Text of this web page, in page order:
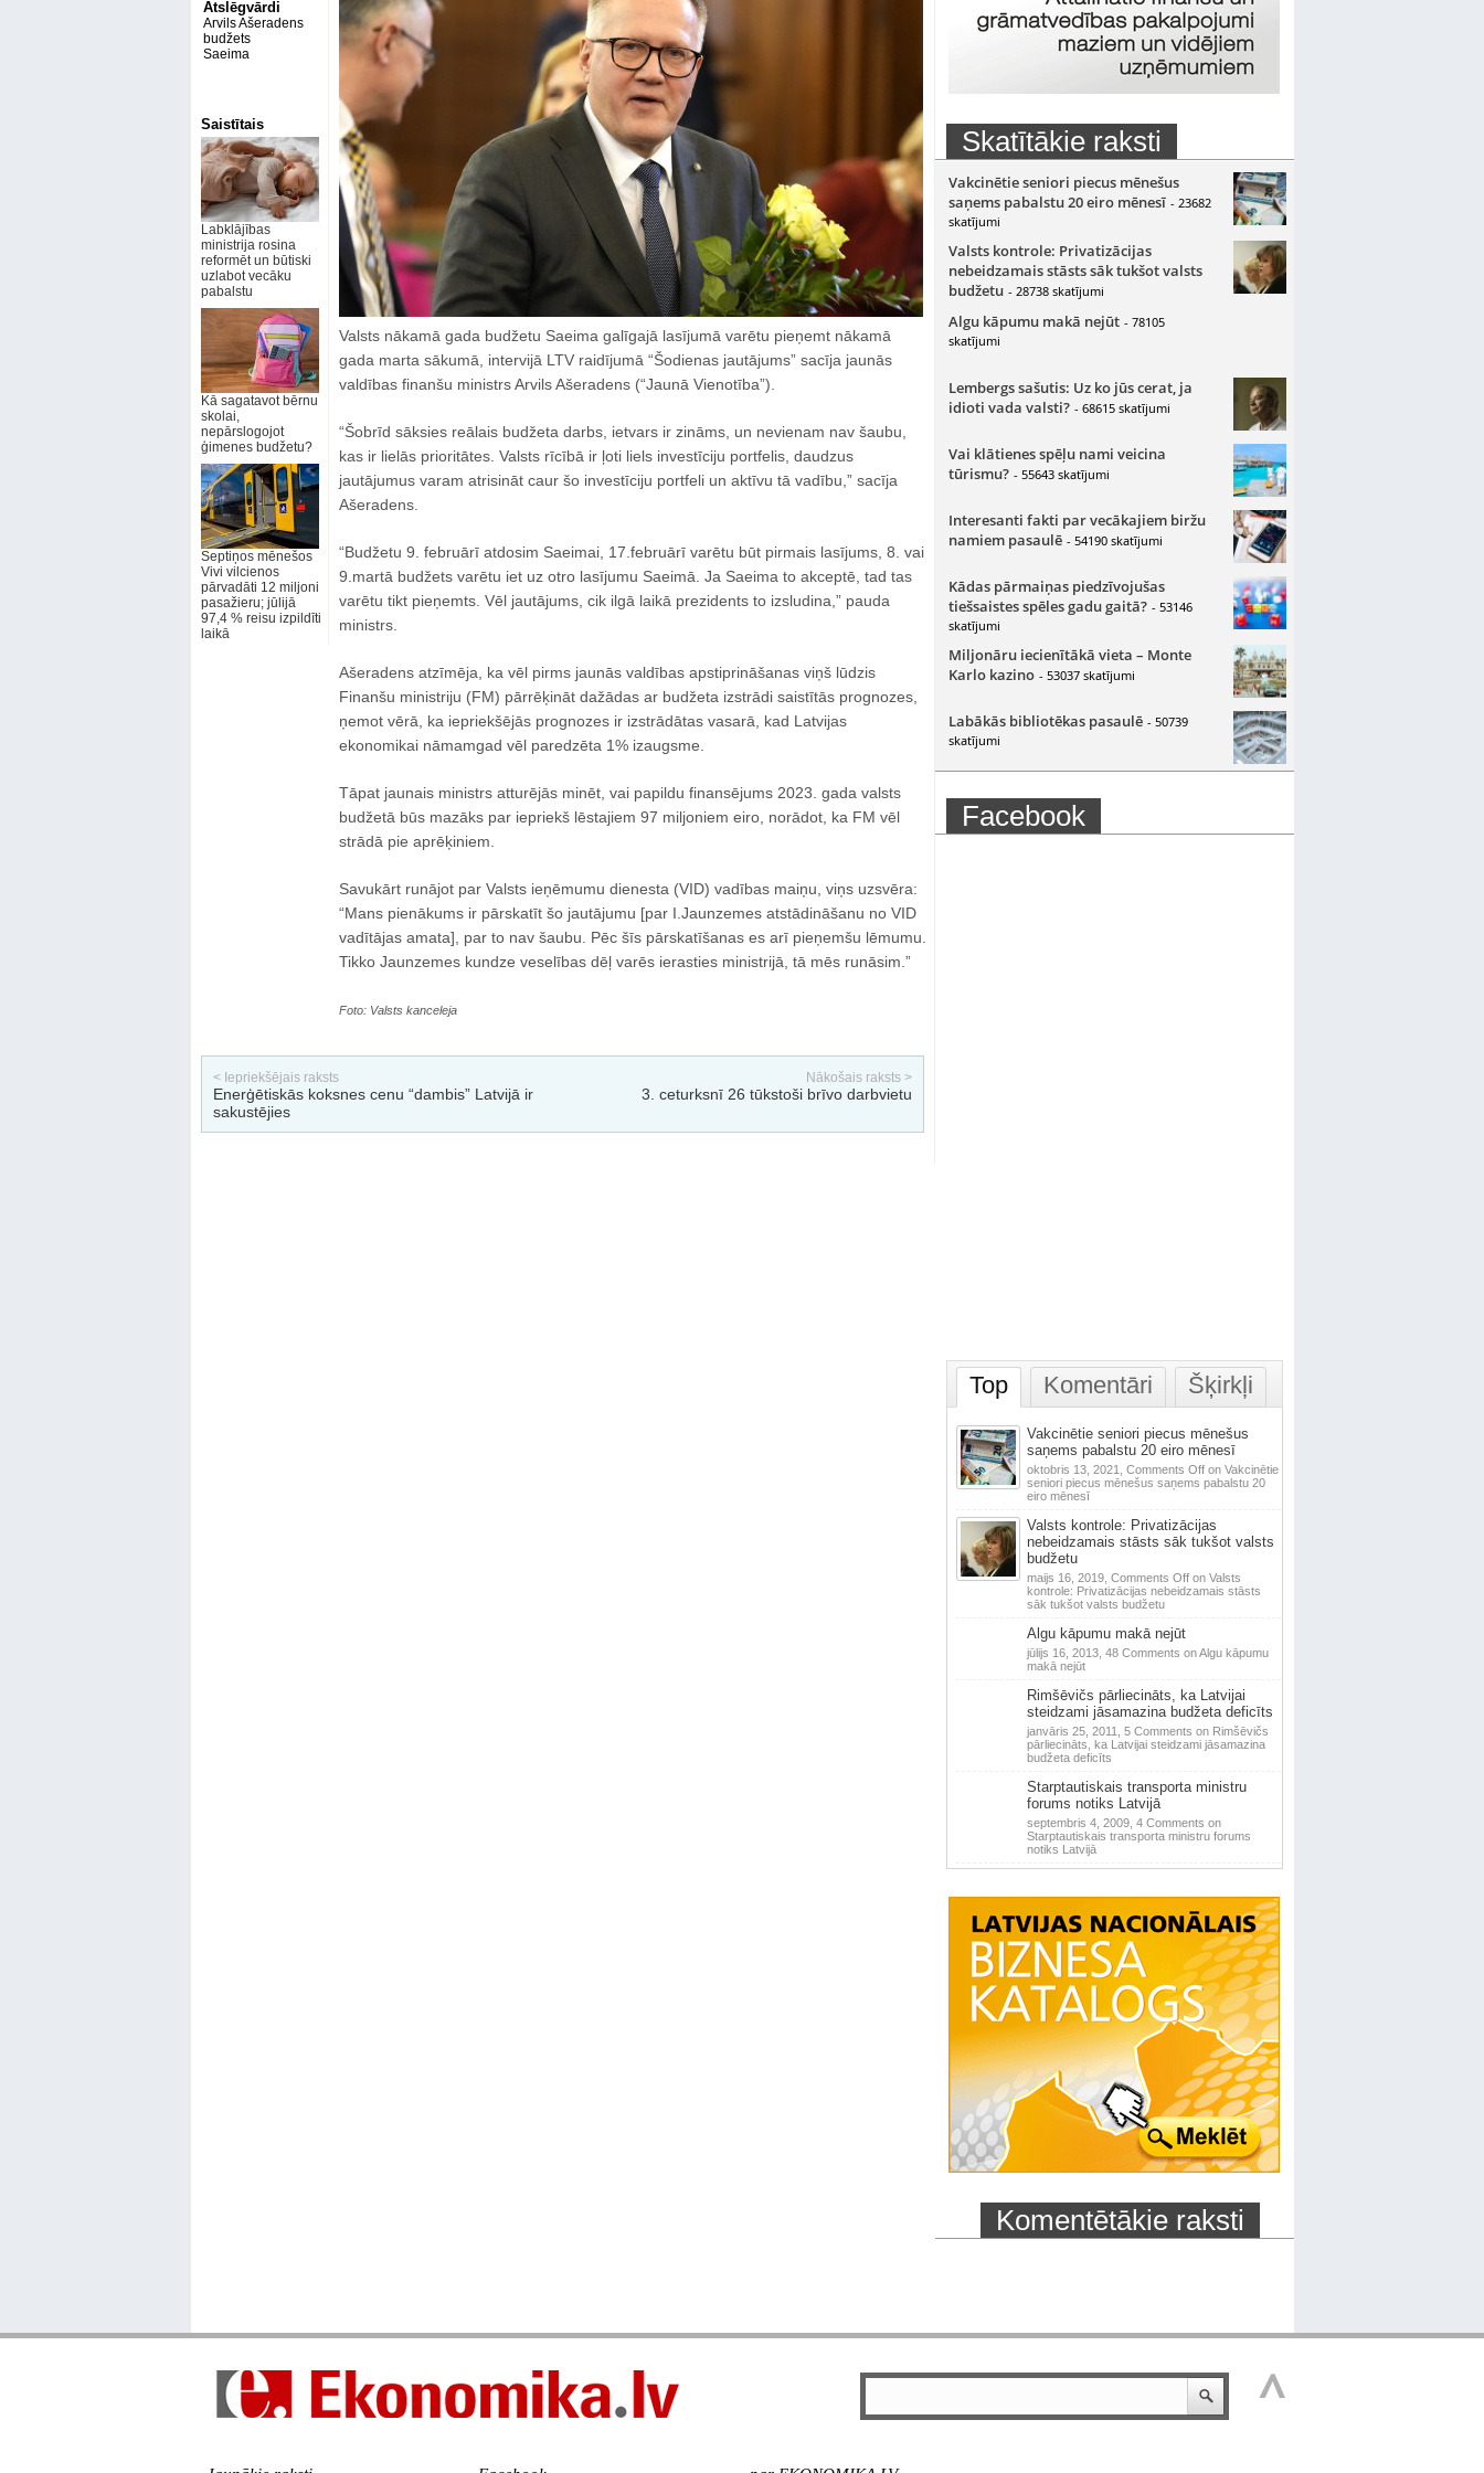
Atslēgvārdi
Arvils Ašeradens
budžets
Saeima
Saistītais
Labklājības
ministrija rosina
reformēt un būtiski
uzlabot vecāku
pabalstu
Kā sagatavot bērnu
skolai,
nepārslogojot
ģimenes budžetu?
Septiņos mēnešos
Vivi vilcienos
pārvadāti 12 miljoni
pasažieru; jūlijā
97,4 % reisu izpildīti
laikā
Valsts nākamā gada budžetu Saeima galīgajā lasījumā varētu pieņemt nākamā
gada marta sākumā, intervijā LTV raidījumā “Šodienas jautājums” sacīja jaunās
valdības finanšu ministrs Arvils Ašeradens (“Jaunā Vienotība”).
“Šobrīd sāksies reālais budžeta darbs, ietvars ir zināms, un nevienam nav šaubu,
kas ir lielās prioritātes. Valsts rīcībā ir ļoti liels investīciju portfelis, daudzus
jautājumus varam atrisināt caur šo investīciju portfeli un aktīvu tā vadību,” sacīja
Ašeradens.
“Budžetu 9. februārī atdosim Saeimai, 17.februārī varētu būt pirmais lasījums, 8. vai
9.martā budžets varētu iet uz otro lasījumu Saeimā. Ja Saeima to akceptē, tad tas
varētu tikt pieņemts. Vēl jautājums, cik ilgā laikā prezidents to izsludina,” pauda
ministrs.
Ašeradens atzīmēja, ka vēl pirms jaunās valdības apstiprināšanas viņš lūdzis
Finanšu ministriju (FM) pārrēķināt dažādas ar budžeta izstrādi saistītās prognozes,
ņemot vērā, ka iepriekšējās prognozes ir izstrādātas vasarā, kad Latvijas
ekonomikai nāmamgad vēl paredzēta 1% izaugsme.
Tāpat jaunais ministrs atturējās minēt, vai papildu finansējums 2023. gada valsts
budžetā būs mazāks par iepriekš lēstajiem 97 miljoniem eiro, norādot, ka FM vēl
strādā pie aprēķiniem.
Savukārt runājot par Valsts ieņēmumu dienesta (VID) vadības maiņu, viņs uzsvēra:
“Mans pienākums ir pārskatīt šo jautājumu [par I.Jaunzemes atstādināšanu no VID
vadītājas amata], par to nav šaubu. Pēc šīs pārskatīšanas es arī pieņemšu lēmumu.
Tikko Jaunzemes kundze veselības dēļ varēs ierasties ministrijā, tā mēs runāsim.”
Foto: Valsts kanceleja
< Iepriekšējais raksts
Enerģētiskās koksnes cenu “dambis” Latvijā ir
sakustējies
Nākošais raksts >
3. ceturksnī 26 tūkstoši brīvo darbvietu
Skatītākie raksti
Vakcinētie seniori piecus mēnešus
saņems pabalstu 20 eiro mēnesī - 23682
skatījumi
Valsts kontrole: Privatizācijas
nebeidzamais stāsts sāk tukšot valsts
budžetu - 28738 skatījumi
Algu kāpumu makā nejūt - 78105
skatījumi
Lembergs sašutis: Uz ko jūs cerat, ja
idioti vada valsti? - 68615 skatījumi
Vai klātienes spēļu nami veicina
tūrismu? - 55643 skatījumi
Interesanti fakti par vecākajiem biržu
namiem pasaulē - 54190 skatījumi
Kādas pārmaiņas piedzīvojušas
tiešsaistes spēles gadu gaitā? - 53146
skatījumi
Miljonāru iecienītākā vieta – Monte
Karlo kazino - 53037 skatījumi
Labākās bibliotēkas pasaulē - 50739
skatījumi
Facebook
Top Komentāri Šķirkļi
Vakcinētie seniori piecus mēnešus
saņems pabalstu 20 eiro mēnesī
oktobris 13, 2021, Comments Offon Vakcinētie
seniori piecus mēnešus saņems pabalstu 20
eiro mēnesī
Valsts kontrole: Privatizācijas
nebeidzamais stāsts sāk tukšot valsts
budžetu
maijs 16, 2019, Comments Offon Valsts
kontrole: Privatizācijas nebeidzamais stāsts
sāk tukšot valsts budžetu
Algu kāpumu makā nejūt
jūlijs 16, 2013, 48 Comments on Algu kāpumu
makā nejūt
Rimšēvičs pārliecināts, ka Latvijai
steidzami jāsamazina budžeta deficīts
janvāris 25, 2011, 5 Comments on Rimšēvičs
pārliecināts, ka Latvijai steidzami jāsamazina
budžeta deficīts
Starptautiskais transporta ministru
forums notiks Latvijā
septembris 4, 2009, 4 Comments on
Starptautiskais transporta ministru forums
notiks Latvijā
Komentētākie raksti